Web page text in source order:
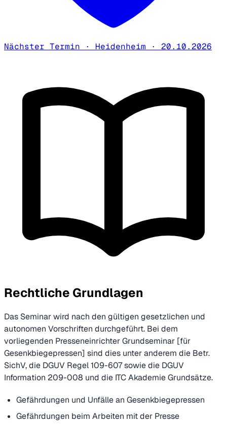
Nächster Termin · Heidenheim · 20.10.2026
Rechtliche Grundlagen
Das Seminar wird nach den gültigen gesetzlichen und
autonomen Vorschriften durchgeführt. Bei dem
vorliegenden Presseneinrichter Grundseminar [für
Gesenkbiegepressen] sind dies unter anderem die Betr.
SichV, die DGUV Regel 109-607 sowie die DGUV
Information 209-008 und die ITC Akademie Grundsätze.
Gefährdungen und Unfälle an Gesenkbiegepressen
Gefährdungen beim Arbeiten mit der Presse